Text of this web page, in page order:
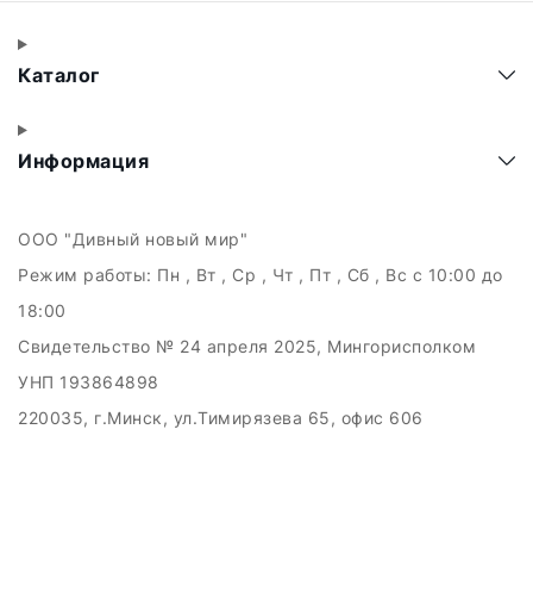
Каталог
Информация
ООО "Дивный новый мир"
Режим работы: Пн , Вт , Ср , Чт , Пт , Сб , Вс c 10:00 до
18:00
Свидетельство № 24 апреля 2025, Мингорисполком
УНП 193864898
220035, г.Минск, ул.Тимирязева 65, офис 606